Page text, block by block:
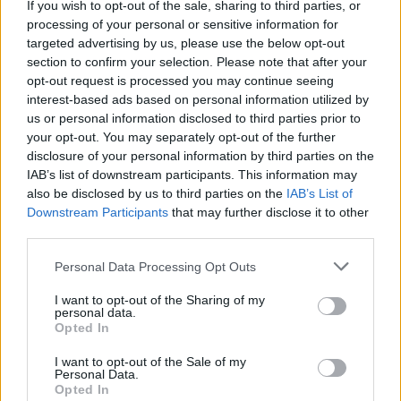
If you wish to opt-out of the sale, sharing to third parties, or
processing of your personal or sensitive information for
targeted advertising by us, please use the below opt-out
section to confirm your selection. Please note that after your
opt-out request is processed you may continue seeing
interest-based ads based on personal information utilized by
us or personal information disclosed to third parties prior to
your opt-out. You may separately opt-out of the further
disclosure of your personal information by third parties on the
IAB’s list of downstream participants. This information may
also be disclosed by us to third parties on the IAB’s List of
Downstream Participants that may further disclose it to other
Please note that this website/app uses one or more Google
not limited to your visit or usage behaviour. You may click to
grant or deny consent to Google and its third-party tags to
use your data for below specified purposes in below Google
consent section.
Personal Data Processing Opt Outs
I want to opt-out of the Sharing of my
personal data.
Opted In
I want to opt-out of the Sale of my
Personal Data.
Opted In
Foto:PrtScr/24.hu/Video
Ein lauter Aufprall, dann erhitzen sich die Gemüter
lauten Knall begleitet wurde, woraufhin sich die Gemüter
schnell erhitzten. Mehrere Schaulustige standen Berichten
zufolge unter Schock, einige weinten sogar am Tatort.
Kreuzung zwar keine Seltenheit sind, aber eine derartig
heftige Eskalation hatte man bisher noch nicht gesehen.